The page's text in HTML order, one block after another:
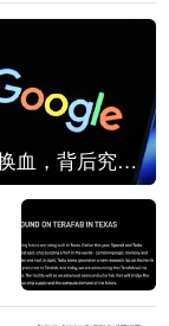
谷歌AI大换血，背后究竟发生了什么？